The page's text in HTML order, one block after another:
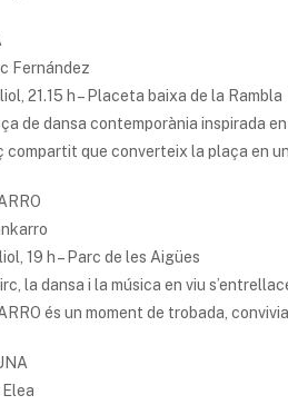
Fernández
21.15 h – Placeta baixa de la Rambla
de dansa contemporània inspirada
compartit que converteix la plaça en
19 h – Parc de les Aigües
la dansa i la música en viu
és un moment de trobada,